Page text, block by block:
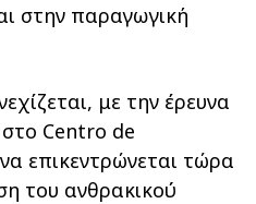
στην παραγωγική
με την έρευνα
Centro de
επικεντρώνεται τώρα
του ανθρακικού